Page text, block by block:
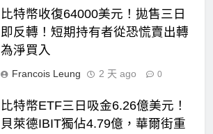
比特幣收復64000美元！拋售三日
即反轉！短期持有者從恐慌賣出轉
為淨買入
Francois Leung 2 天 ago 0
比特幣ETF三日吸金6.26億美元！
貝萊德IBIT獨佔4.79億，華爾街重